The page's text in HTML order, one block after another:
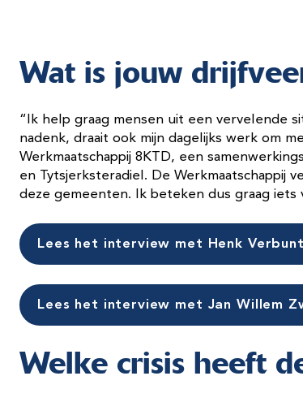
Wat is jouw
“Ik help graag mensen uit een vervelende
nadenk, draait ook mijn dagelijks werk om
Werkmaatschappij 8KTD, een
en Tytsjerksteradiel. De Werkmaatschappij
deze gemeenten. Ik beteken dus graag iets
Lees het interview met Henk Verbunt
Lees het interview met Jan Willem
Welke crisis heeft